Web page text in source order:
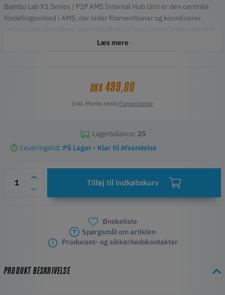
Bambu Lab X1 Series / P1P AMS Internal Hub Unit er den centrale
fordelingsenhed i AMS, der leder filamentbaner og koordinerer
indlæsning. Den sikrer jævn og pålidelig fødning ved materialeskift
Integreret print med sensor for filamenttilstedeværelse og
Tilpasset 1,75 mm filament og AMS drift
Kompatibel med Bambu Lab X1 serien og P1P
Læs mere
DKK499,00
Inkl. Moms ekskl Forsendelse
Lagerbalance: 25
Leveringstid: På Lager - Klar til Afsendelse
Tilføj til indkøbskurv
Ønskeliste
Spørgsmål om artiklen
Producent- og sikkerhedskontakter
PRODUKT BESKRIVELSE